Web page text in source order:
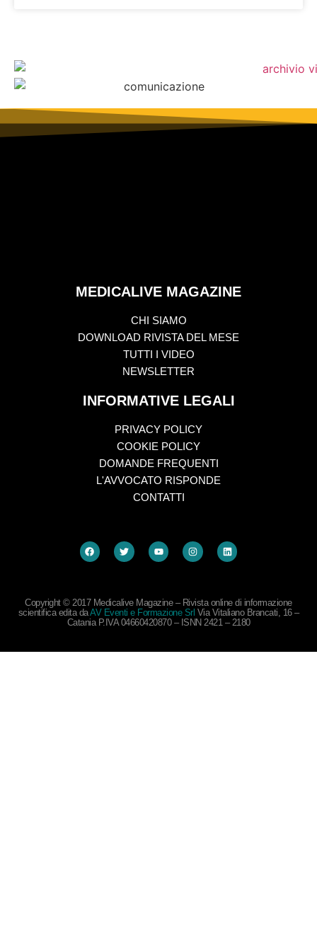
MEDICALIVE MAGAZINE
CHI SIAMO
DOWNLOAD RIVISTA DEL MESE
TUTTI I VIDEO
NEWSLETTER
INFORMATIVE LEGALI
PRIVACY POLICY
COOKIE POLICY
DOMANDE FREQUENTI
L'AVVOCATO RISPONDE
CONTATTI
Copyright © 2017 Medicalive Magazine – Rivista online di informazione
scientifica edita daAV Eventi e Formazione Srl Via Vitaliano Brancati, 16 –
Catania P.IVA 04660420870 – ISNN 2421 – 2180